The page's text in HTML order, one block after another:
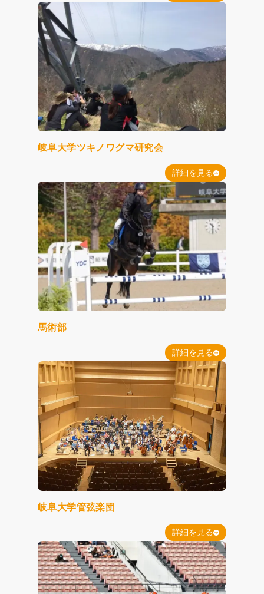
岐阜大学ツキノワグマ研究会
詳細を見る
馬術部
詳細を見る
岐阜大学管弦楽団
詳細を見る